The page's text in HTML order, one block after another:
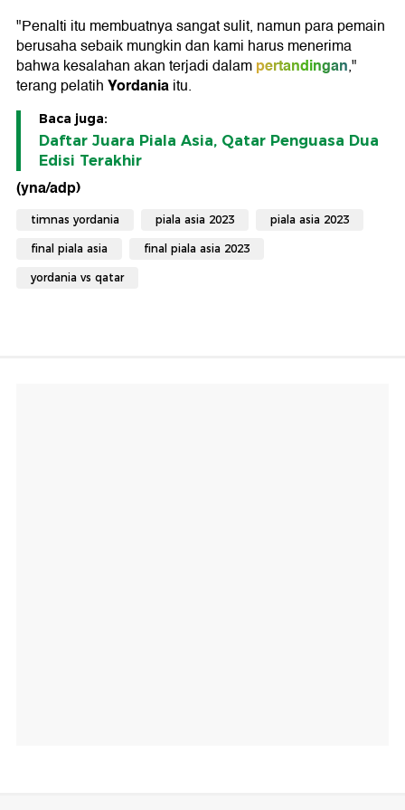
"Penalti itu membuatnya sangat sulit, namun para pemain
berusaha sebaik mungkin dan kami harus menerima
bahwa kesalahan akan terjadi dalampertandingan,"
terang pelatihYordaniaitu.
Baca juga:
Daftar Juara Piala Asia, Qatar Penguasa Dua
Edisi Terakhir
(yna/adp)
timnas yordania piala asia 2023 piala asia 2023
final piala asia final piala asia 2023
yordania vs qatar